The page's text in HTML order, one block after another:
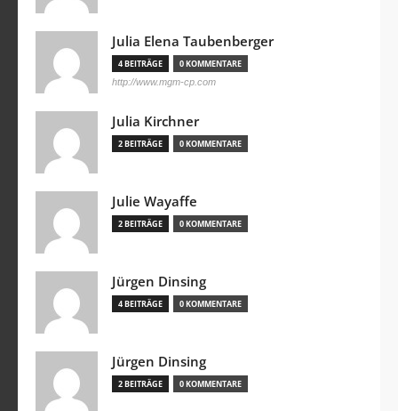
Julia Elena Taubenberger
4 BEITRÄGE 0 KOMMENTARE
http://www.mgm-cp.com
Julia Kirchner
2 BEITRÄGE 0 KOMMENTARE
Julie Wayaffe
2 BEITRÄGE 0 KOMMENTARE
Jürgen Dinsing
4 BEITRÄGE 0 KOMMENTARE
Jürgen Dinsing
2 BEITRÄGE 0 KOMMENTARE